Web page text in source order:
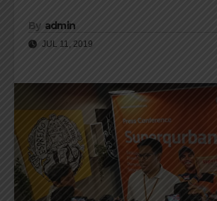
By admin
JUL 11, 2019